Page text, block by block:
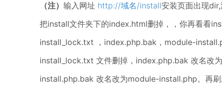
（注） 输入网址 http://域名/install安装页面出现
把install文件夹下的index.html删掉，，你再看看
install_lock.txt ，index.php.bak，module-
install_lock.txt 文件删掉，index.php.bak 改名改
install.php.bak 改名改为module-install.php。再刷